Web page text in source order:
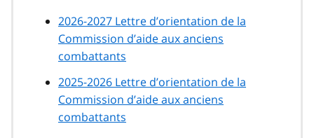
2026-2027 Lettre d’orientation de la
Commission d’aide aux anciens
combattants
2025-2026 Lettre d’orientation de la
Commission d’aide aux anciens
combattants